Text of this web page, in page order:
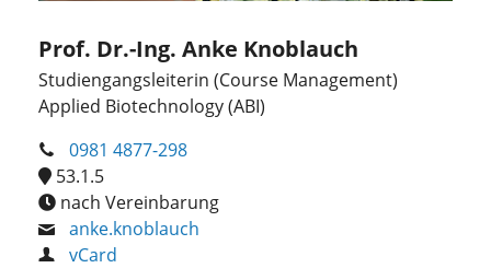
Prof. Dr.-Ing. Anke Knoblauch
Studiengangsleiterin (Course Management)
Applied Biotechnology (ABI)
0981 4877-298
53.1.5
nach Vereinbarung
anke.knoblauch
vCard